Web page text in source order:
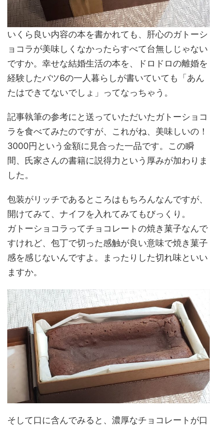
いくら良い内容の本を書かれても、肝心のガトーシ
ョコラが美味しくなかったらすべて台無しじゃない
ですか。幸せな結婚生活の本を、ドロドロの離婚を
経験したバツ6の一人暮らしが書いていても「あん
たはできてないでしょ」ってなっちゃう。
記事執筆の参考にと送っていただいたガトーショコ
ラを食べてみたのですが、これがね、美味しいの！
3000円という金額に見合った一品です。この瞬
間、氏家さんの書籍に説得力という厚みが加わりま
した。
包装がリッチであるところはもちろんなんですが、
開けてみて、ナイフを入れてみてもびっくり。
ガトーショコラってチョコレートの焼き菓子なんで
すけれど、包丁で切った感触が良い意味で焼き菓子
感を感じないんですよ。まったりした切れ味といい
ますか。
そして口に含んでみると、濃厚なチョコレートが口